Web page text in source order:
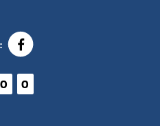
0 0